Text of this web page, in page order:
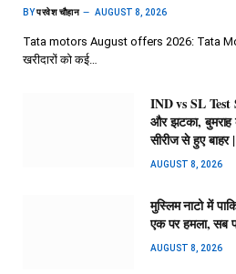
BYपरवेश चौहान AUGUST 8, 2026
Tata motors August offers 2026: Tata
खरीदारों को कई…
IND vs SL Test
और झटका, बुमराह
सीरीज से हुए
AUGUST 8, 2026
मुस्लिम नाटो में
एक पर हमला, सब
AUGUST 8, 2026